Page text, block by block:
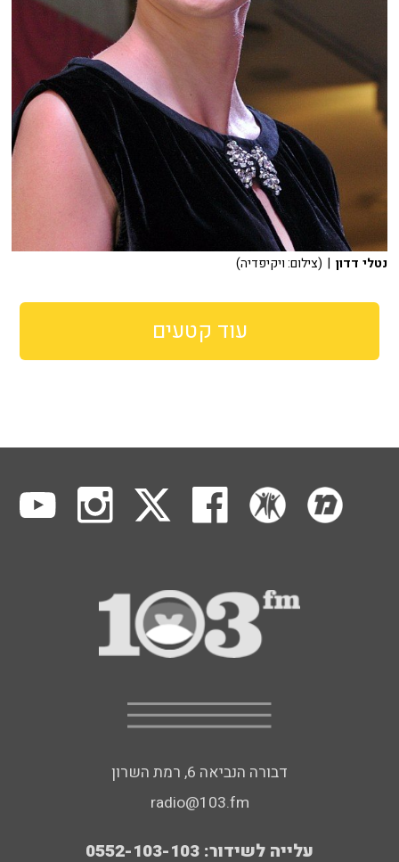
נטלי דדון | (צילום: ויקיפדיה)
עוד קטעים
דבורה הנביאה 6, רמת השרון
radio@103.fm
עלייה לשידור: 0552-103-103